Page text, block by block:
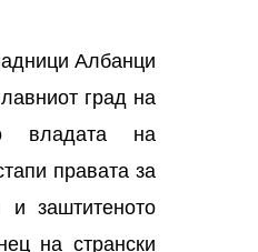
Албанци
град на
владата на
правата за
и заштитеното
на странски